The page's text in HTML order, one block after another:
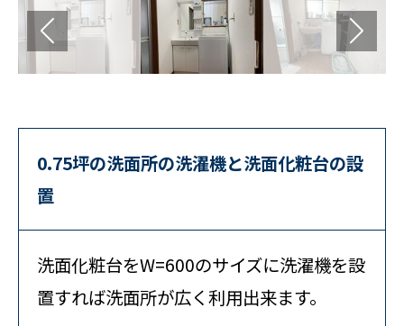
0.75坪の洗面所の洗濯機と洗面化粧台の設
置
洗面化粧台をW=600のサイズに洗濯機を設
置すれば洗面所が広く利用出来ます。